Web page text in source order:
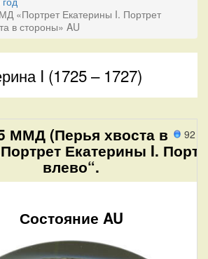
«Портрет Екатерины I. Портрет
в стороны» AU
I (1725 – 1727)
92
ММД (Перья хвоста в
Екатерины I.
влево“.
Состояние AU